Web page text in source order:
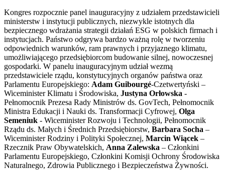
Kongres rozpocznie panel inauguracyjny z udziałem przedstawicieli
ministerstw i instytucji publicznych, niezwykle istotnych dla
bezpiecznego wdrażania strategii działań ESG w polskich firmach i
instytucjach. Państwo odgrywa bardzo ważną rolę w tworzeniu
odpowiednich warunków, ram prawnych i przyjaznego klimatu,
umożliwiającego przedsiębiorcom budowanie silnej, nowoczesnej
gospodarki. W panelu inauguracyjnym udział wezmą
przedstawiciele rządu, konstytucyjnych organów państwa oraz
Parlamentu Europejskiego: Adam Guibourgé-Czetwertyński –
Wiceminister Klimatu i Środowiska, Justyna Orłowska -
Pełnomocnik Prezesa Rady Ministrów ds. GovTech, Pełnomocnik
Ministra Edukacji i Nauki ds. Transformacji Cyfrowej, Olga
Semeniuk - Wiceminister Rozwoju i Technologii, Pełnomocnik
Rządu ds. Małych i Średnich Przedsiębiorstw, Barbara Socha –
Wiceminister Rodziny i Polityki Społecznej, Marcin Wiącek –
Rzecznik Praw Obywatelskich, Anna Zalewska – Członkini
Parlamentu Europejskiego, Członkini Komisji Ochrony Środowiska
Naturalnego, Zdrowia Publicznego i Bezpieczeństwa Żywności.